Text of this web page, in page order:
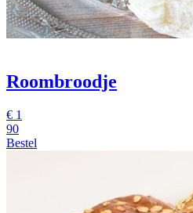
Roombroodje
€ 1
90
Bestel